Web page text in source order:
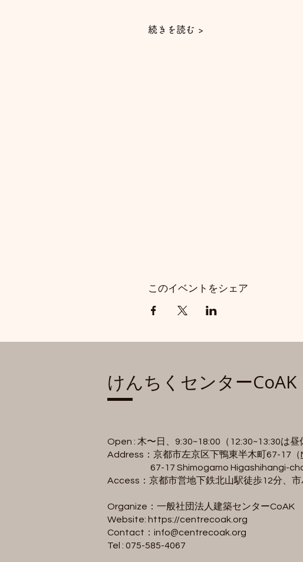
続きを読む >
このイベントをシェア
​けんちくセンターCoAK
Open : 木〜日、9:30~18:00（12:30~13:30は昼
Address：京都市左京区下鴨東半木町67-17（
67-17 Shimogamo Higashihangi-cho,
Access：京都市営地下鉄北山駅徒歩12分、
Organize：一般社団法人建築センターCoAK
Website: https://centrecoak.org
Contact： info@centrecoak.org
Tel : 075-585-4067